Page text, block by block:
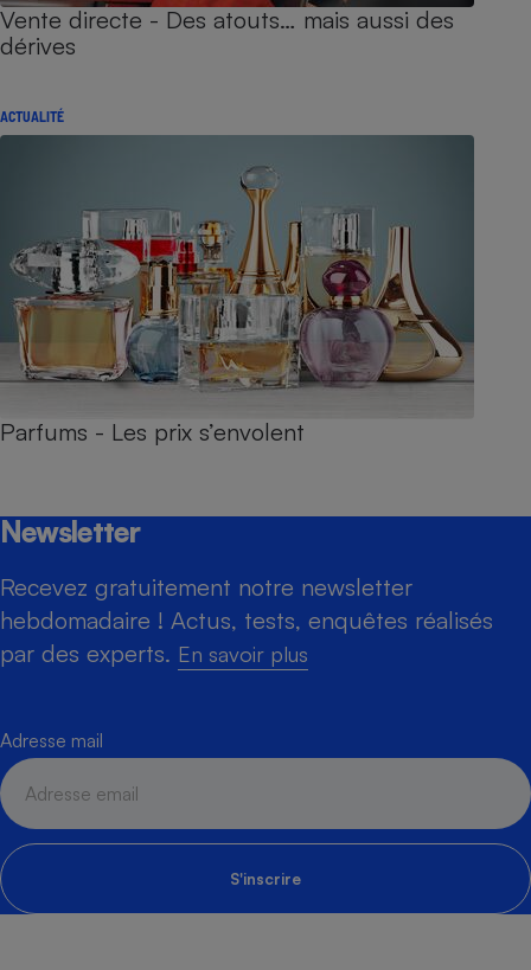
Vente directe - Des atouts… mais aussi des
dérives
ACTUALITÉ
Parfums - Les prix s’envolent
Newsletter
Recevez gratuitement notre newsletter
hebdomadaire ! Actus, tests, enquêtes réalisés
par des experts. En savoir plus
Adresse mail
S'inscrire